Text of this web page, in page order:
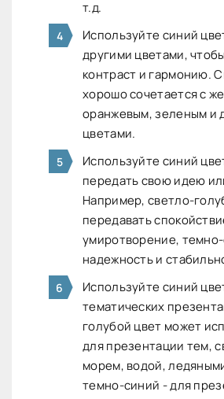
т.д.
Используйте синий
другими цветами,
контраст и гармонию.
хорошо сочетается с
оранжевым, зеленым и
цветами.
Используйте синий
передать свою идею
Например, светло-
передавать
умиротворение,
надежность и
Используйте синий
тематических
голубой цвет может
для презентации тем,
морем, водой,
темно-синий - для